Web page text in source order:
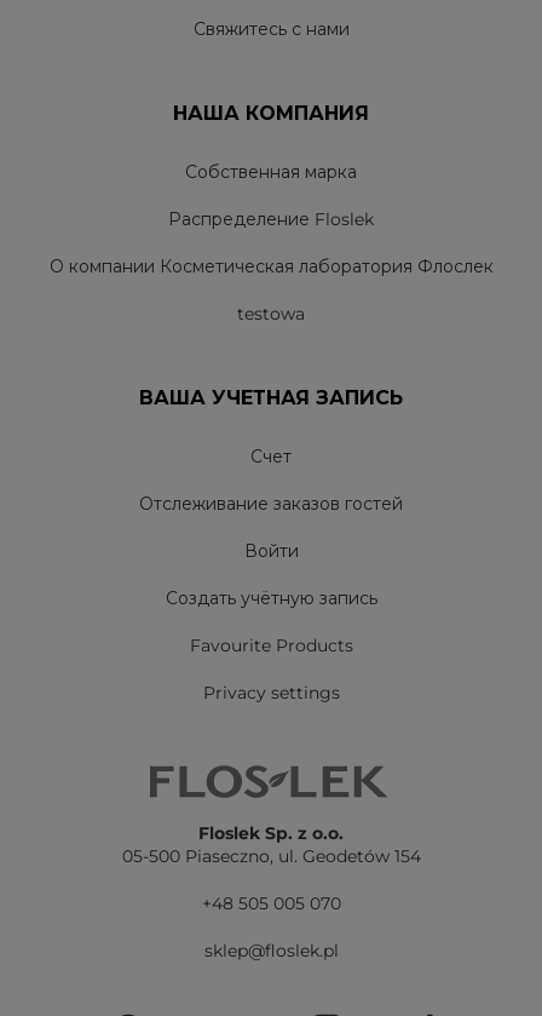
Свяжитесь с нами
НАША КОМПАНИЯ
Собственная марка
Распределение Floslek
О компании Косметическая лаборатория Флослек
testowa
ВАША УЧЕТНАЯ ЗАПИСЬ
Счет
Отслеживание заказов гостей
Войти
Создать учётную запись
Favourite Products
Privacy settings
Floslek Sp. z o.o.
05-500 Piaseczno, ul. Geodetów 154
+48 505 005 070
sklep@floslek.pl